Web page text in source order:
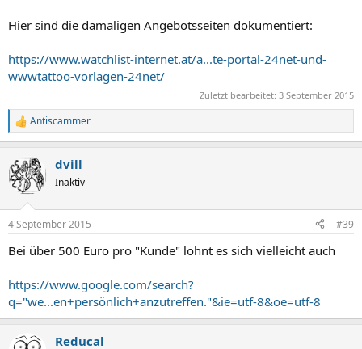
Hier sind die damaligen Angebotsseiten dokumentiert:
https://www.watchlist-internet.at/a...te-portal-24net-und-
wwwtattoo-vorlagen-24net/
Zuletzt bearbeitet: 3 September 2015
R
e
k
t
i
e
:
Antiscammer
dvill
Inaktiv
4 September 2015 #39
Bei über 500 Euro pro "Kunde" lohnt es sich vielleicht auch
https://www.google.com/search?
q="we...en+persönlich+anzutreffen."&ie=utf-8&oe=utf-8
Reducal